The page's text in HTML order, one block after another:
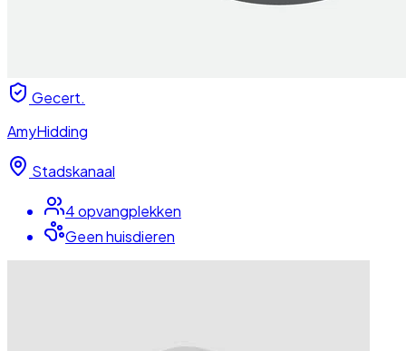
Gecert.
AmyHidding
Stadskanaal
4opvangplekken
Geen huisdieren